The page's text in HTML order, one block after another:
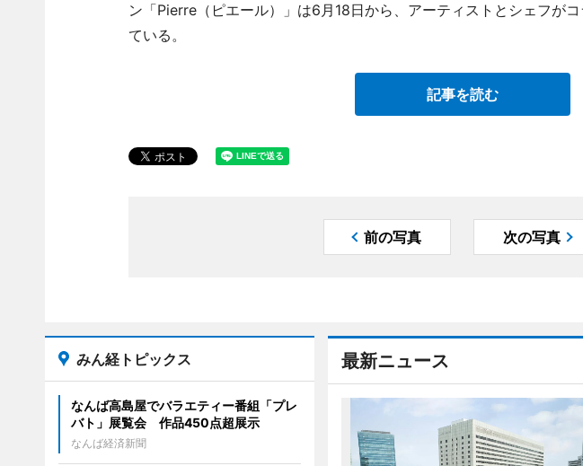
ン「Pierre（ピエール）」は6月18日から、アーティストとシェフが
ている。
記事を読む
前の写真 次の写真
最新ニュース
みん経トピックス
なんば高島屋でバラエティー番組「プレ
バト」展覧会 作品450点超展示
なんば経済新聞